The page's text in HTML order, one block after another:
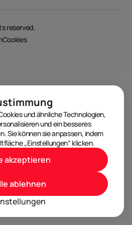
reserved.
Cookies
und ähnliche Technologien,
und ein besseres
Sie können sie anpassen, indem
„Einstellungen“ klicken.
ablehnen
akzeptieren